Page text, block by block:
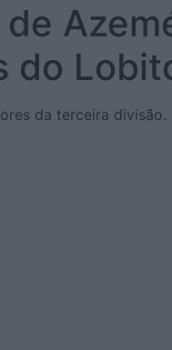
de
do
da terceira divisão.